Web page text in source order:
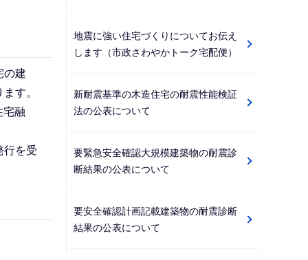
の建
す。
宅融
行を受
地震に強い住宅づくりについてお伝え
します（市政さわやかトーク宅配便）
新耐震基準の木造住宅の耐震性能検証
法の公表について
要緊急安全確認大規模建築物の耐震診
断結果の公表について
要安全確認計画記載建築物の耐震診断
結果の公表について